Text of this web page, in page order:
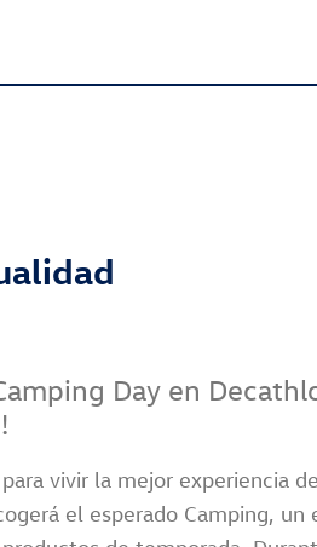
Day en
para vivir la mejor experiencia
el esperado Camping,